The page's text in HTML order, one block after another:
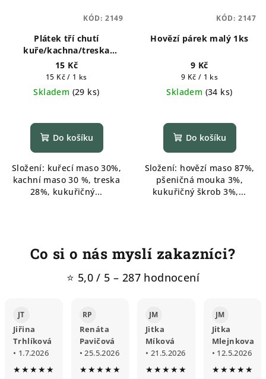
Plátek tří chutí
kuře/kachna/treska
měkké 1ks
15 Kč
Měrná
cena:
15 Kč / 1 ks
Skladem (29 ks)
Do košíku
Složení: kuřecí maso 30%,
kachní maso 30 %, treska
28%, kukuřičný...
KÓD: 2149
Hovězí párek malý 1ks
9 Kč
Měrná
cena:
9 Kč / 1 ks
Skladem (34 ks)
Do košíku
Složení: hovězí maso 87%,
pšeničná mouka 3%,
kukuřičný škrob 3%,...
KÓD: 2147
Co si o nás myslí zakazníci?
⭐ 5,0 / 5 – 287 hodnocení
JT
Jiřina
Trhlíková
• 1.7.2026
★★★★★
RP
Renáta
Pavičová
• 25.5.2026
★★★★★
JM
Jitka
Míková
• 21.5.2026
★★★★★
JM
Jitka
Mlejnkova
• 12.5.2026
★★★★★